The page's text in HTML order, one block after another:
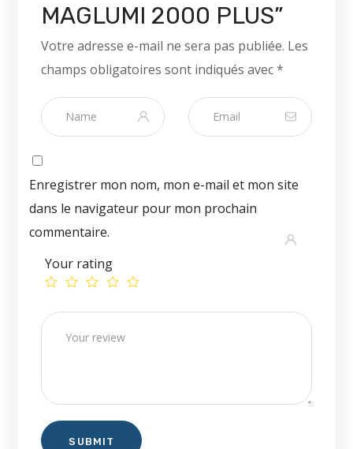
MAGLUMI 2000 PLUS”
Votre adresse e-mail ne sera pas publiée. Les
champs obligatoires sont indiqués avec*
Enregistrer mon nom, mon e-mail et mon site
dans le navigateur pour mon prochain
commentaire.
Your rating